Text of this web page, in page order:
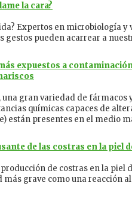
la cara?
Expertos en microbiología
gestos pueden acarrear a
expuestos a
una gran variedad de
químicas capaces de
están presentes en el medio
de las costras en la piel
de costras en la piel
grave como una reacción